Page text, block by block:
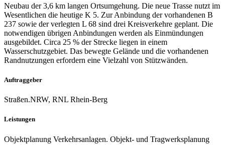
Neubau der 3,6 km langen Ortsumgehung. Die neue Trasse nutzt im
Wesentlichen die heutige K 5. Zur Anbindung der vorhandenen B
237 sowie der verlegten L 68 sind drei Kreisverkehre geplant. Die
notwendigen übrigen Anbindungen werden als Einmündungen
ausgebildet. Circa 25 % der Strecke liegen in einem
Wasserschutzgebiet. Das bewegte Gelände und die vorhandenen
Randnutzungen erfordern eine Vielzahl von Stützwänden.
Auftraggeber
Straßen.NRW, RNL Rhein-Berg
Leistungen
Objektplanung Verkehrsanlagen. Objekt- und Tragwerksplanung